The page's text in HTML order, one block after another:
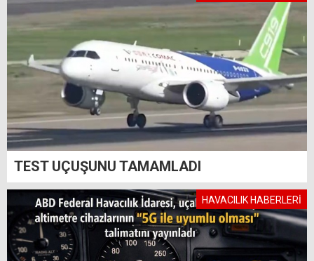
TEST UÇUŞUNU TAMAMLADI
HAVACILIK HABERLERİ